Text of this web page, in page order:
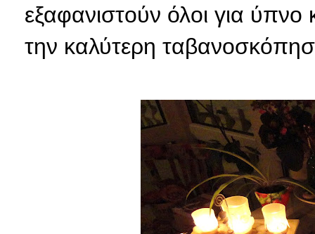
εξαφανιστούν όλοι για
την καλύτερη